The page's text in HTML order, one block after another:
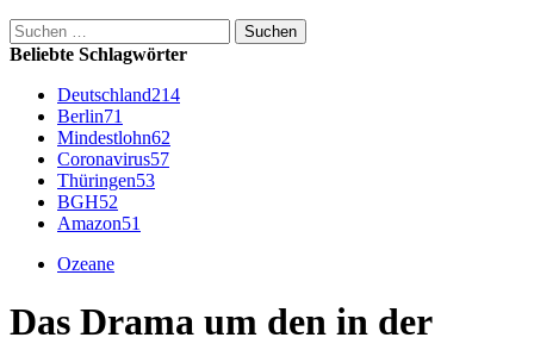
Suchen
nach:
Beliebte Schlagwörter
Deutschland214
Berlin71
Mindestlohn62
Coronavirus57
Thüringen53
BGH52
Amazon51
Ozeane
Das Drama um den in der